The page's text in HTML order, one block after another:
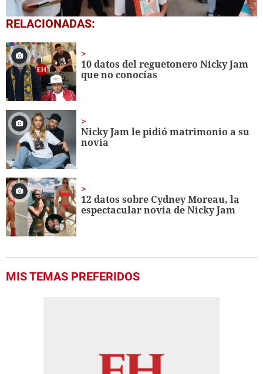
0
seconds
1
minute,
56
seconds
RELACIONADAS:
10 datos del reguetonero Nicky Jam
que no conocías
Nicky Jam le pidió matrimonio a su
novia
12 datos sobre Cydney Moreau, la
espectacular novia de Nicky Jam
MIS TEMAS PREFERIDOS